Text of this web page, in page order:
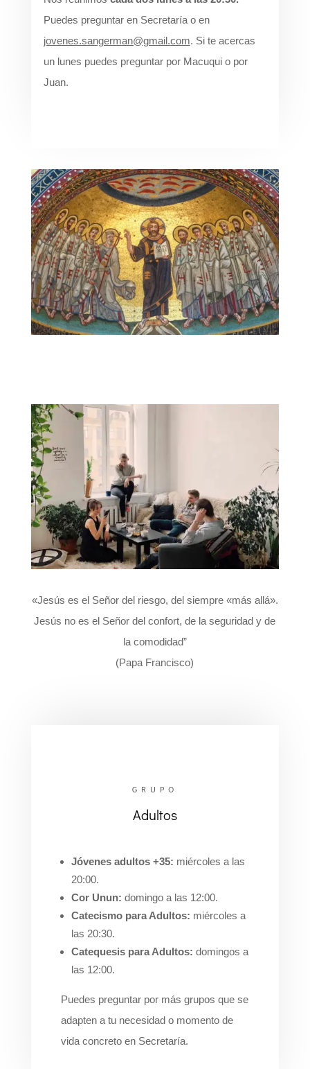
Puedes preguntar en Secretaría o en
jovenes.sangerman@gmail.com. Si te acercas
un lunes puedes preguntar por Macuqui o por
Juan.
«Jesús es el Señor del riesgo, del siempre «más allá».
Jesús no es el Señor del confort, de la seguridad y de
la comodidad”
(Papa Francisco)
GRUPO
Adultos
Jóvenes adultos +35: miércoles a las
20:00.
Cor Unun: domingo a las 12:00.
Catecismo para Adultos: miércoles a
las 20:30.
Catequesis para Adultos: domingos a
las 12:00.
Puedes preguntar por más grupos que se
adapten a tu necesidad o momento de
vida concreto en Secretaría.